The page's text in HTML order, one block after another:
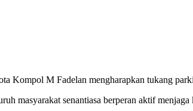
Kompol M Fadelan mengharapkan tukang
masyarakat senantiasa berperan aktif